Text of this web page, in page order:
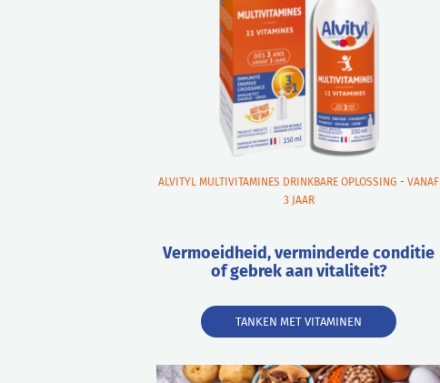
ALVITYL MULTIVITAMINES DRINKBARE OPLOSSING - VANAF
3 JAAR
Vermoeidheid, verminderde conditie
of gebrek aan vitaliteit?
TANKEN MET VITAMINEN